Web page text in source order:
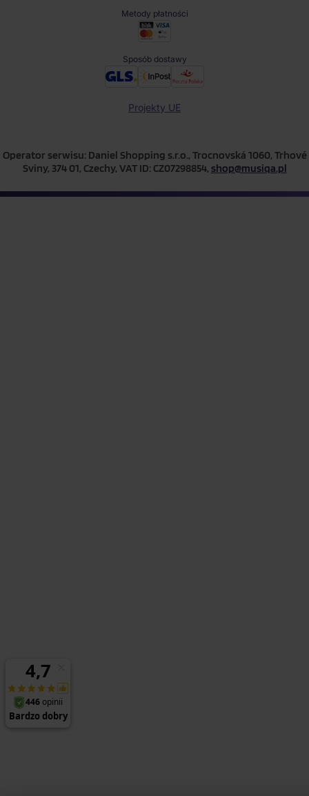
Metody płatności
Sposób dostawy
Projekty UE
Operator serwisu: Daniel Shopping s.r.o., Trocnovská 1060, Trhové
Sviny, 374 01, Czechy, VAT ID: CZ07298854, shop@musiqa.pl